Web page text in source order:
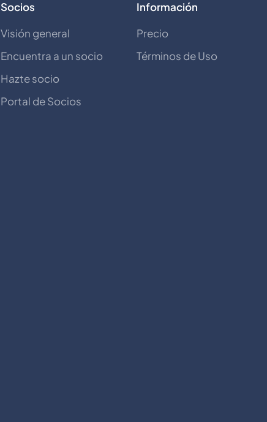
Socios
Visión general
Encuentra a un socio
Hazte socio
Portal de Socios
Información
Precio
Términos de Uso